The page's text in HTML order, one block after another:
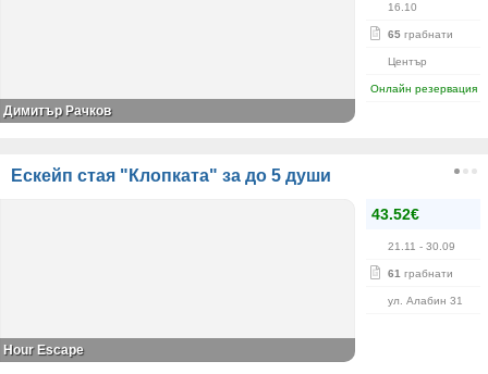
16.10
65 грабнати
Център
Онлайн резервация
Димитър Рачков
Ескейп стая "Клопката" за до 5 души
43.52€
21.11 - 30.09
61 грабнати
ул. Алабин 31
Hour Escape